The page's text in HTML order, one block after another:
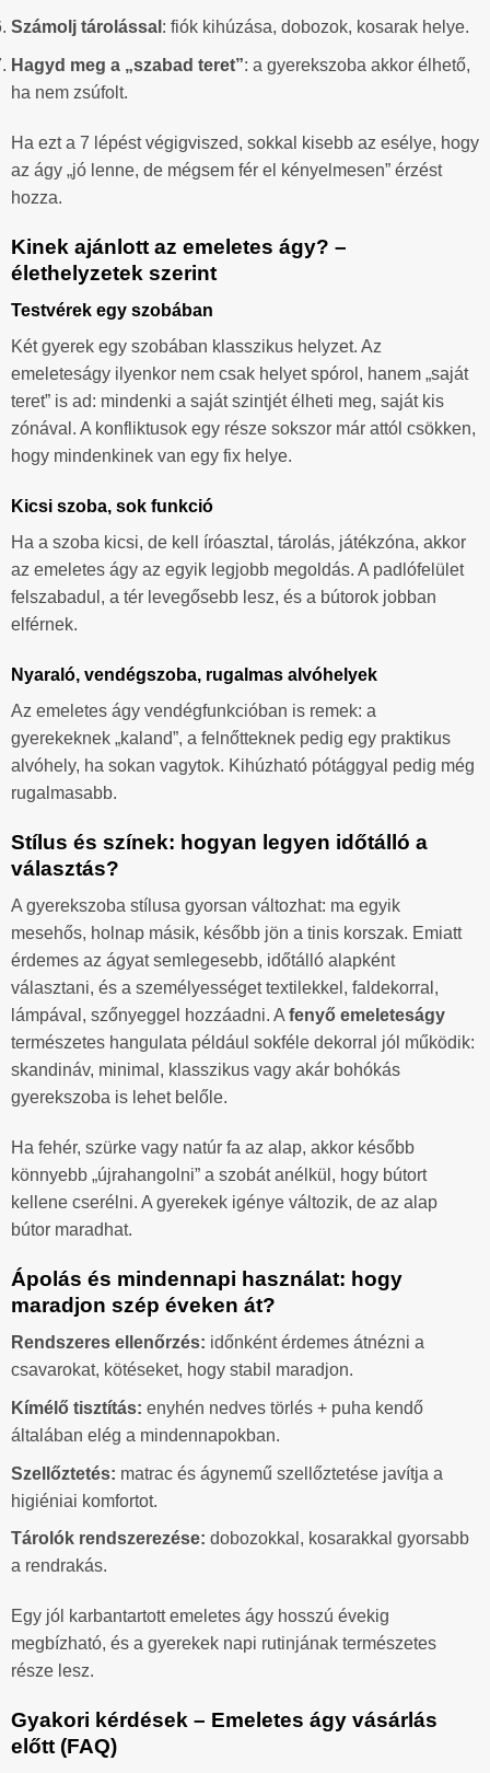
Számolj tárolással : fiók kihúzása, dobozok, kosarak helye.
Hagyd meg a „szabad teret”: a gyerekszoba akkor élhető,
ha nem zsúfolt.
Ha ezt a 7 lépést végigviszed, sokkal kisebb az esélye, hogy
az ágy „jó lenne, de mégsem fér el kényelmesen” érzést
hozza.
Kinek ajánlott az emeletes ágy? –
élethelyzetek szerint
Testvérek egy szobában
Két gyerek egy szobában klasszikus helyzet. Az
emeleteságy ilyenkor nem csak helyet spórol, hanem „saját
teret” is ad: mindenki a saját szintjét élheti meg, saját kis
zónával. A konfliktusok egy része sokszor már attól csökken,
hogy mindenkinek van egy fix helye.
Kicsi szoba, sok funkció
Ha a szoba kicsi, de kell íróasztal, tárolás, játékzóna, akkor
az emeletes ágy az egyik legjobb megoldás. A padlófelület
felszabadul, a tér levegősebb lesz, és a bútorok jobban
elférnek.
Nyaraló, vendégszoba, rugalmas alvóhelyek
Az emeletes ágy vendégfunkcióban is remek: a
gyerekeknek „kaland”, a felnőtteknek pedig egy praktikus
alvóhely, ha sokan vagytok. Kihúzható pótággyal pedig még
rugalmasabb.
Stílus és színek: hogyan legyen időtálló a
választás?
A gyerekszoba stílusa gyorsan változhat: ma egyik
mesehős, holnap másik, később jön a tinis korszak. Emiatt
érdemes az ágyat semlegesebb, időtálló alapként
választani, és a személyességet textilekkel, faldekorral,
lámpával, szőnyeggel hozzáadni. A fenyő emeleteságy
természetes hangulata például sokféle dekorral jól működik:
skandináv, minimal, klasszikus vagy akár bohókás
gyerekszoba is lehet belőle.
Ha fehér, szürke vagy natúr fa az alap, akkor később
könnyebb „újrahangolni” a szobát anélkül, hogy bútort
kellene cserélni. A gyerekek igénye változik, de az alap
bútor maradhat.
Ápolás és mindennapi használat: hogy
maradjon szép éveken át?
Rendszeres ellenőrzés: időnként érdemes átnézni a
csavarokat, kötéseket, hogy stabil maradjon.
Kímélő tisztítás: enyhén nedves törlés + puha kendő
általában elég a mindennapokban.
Szellőztetés: matrac és ágynemű szellőztetése javítja a
higiéniai komfortot.
Tárolók rendszerezése: dobozokkal, kosarakkal gyorsabb
a rendrakás.
Egy jól karbantartott emeletes ágy hosszú évekig
megbízható, és a gyerekek napi rutinjának természetes
része lesz.
Gyakori kérdések – Emeletes ágy vásárlás
előtt (FAQ)